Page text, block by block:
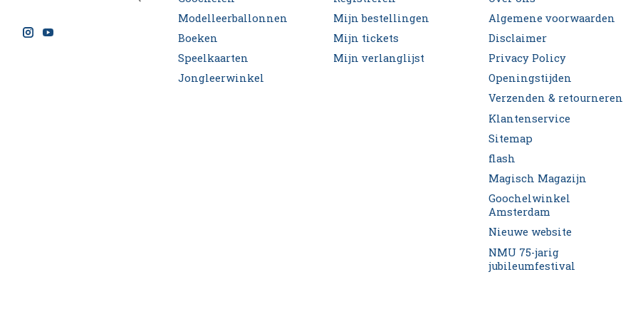
Modelleerballonnen
Boeken
Speelkaarten
Jongleerwinkel
Mijn bestellingen
Mijn tickets
Mijn verlanglijst
Algemene voorwaarden
Disclaimer
Privacy Policy
Openingstijden
Verzenden & retourneren
Klantenservice
Sitemap
flash
Magisch Magazijn
Goochelwinkel
Amsterdam
Nieuwe website
NMU 75-jarig
jubileumfestival